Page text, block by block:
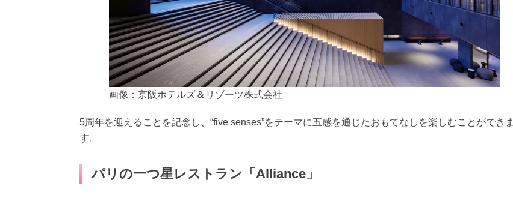
画像：京阪ホテルズ＆リゾーツ株式会社
5周年を迎えることを記念し、“five senses”をテーマに五感を通じたおもてなしを楽しむことができま
す。
パリの一つ星レストラン「Alliance」